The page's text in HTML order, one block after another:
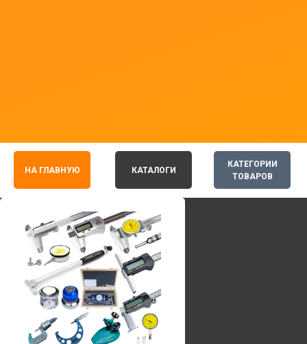
КАТЕГОРИИ
ТОВАРОВ
НА ГЛАВНУЮ КАТАЛОГИ